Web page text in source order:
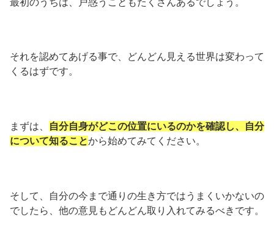
それを認めてあげる事で、どんどん見える世界は変わって
くるはずです。
まずは、
自分自身がどこの位置にいるのかを確認し、自分
について知ることから始めてみてください。
そして、自分の今まで通りの生き方ではうまくいかないの
でしたら、他の意見もどんどん取り入れてみるべきです。